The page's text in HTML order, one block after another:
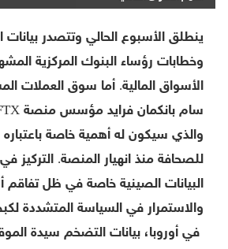
ينطلق الأسبوع الحالي وتتصدر بيانات
وخطابات رؤساء البنوك المركزية
الأسواق المالية. أما سوق العملات
والذي سيكون له أهمية خاصة باعتباره
للصحافة منذ انهيار المنصة.
البيانات الصينية خاصة في ظل تفاقم
في أوروبا، بيانات التضخم سيدة